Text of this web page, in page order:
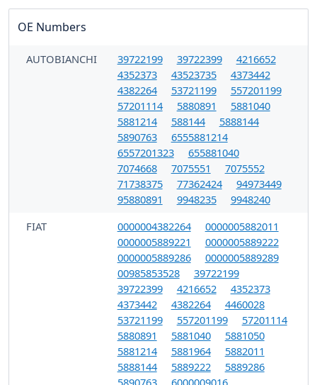
OE Numbers
AUTOBIANCHI 39722199 39722399
4216652
4352373
43523735
4373442
4382264
53721199
557201199
57201114
5880891
5881040
5881214
588144
5888144
5890763
6555881214
6557201323
655881040
7074668
7075551
7075552
71738375
77362424
94973449
95880891
9948235
9948240
FIAT
0000004382264
0000005882011
0000005889221
0000005889222
0000005889286
0000005889289
00985853528
39722199
39722399
4216652
4352373
4373442
4382264
4460028
53721199
557201199
57201114
5880891
5881040
5881050
5881214
5881964
5882011
5888144
5889222
5889286
5890763
6000009016